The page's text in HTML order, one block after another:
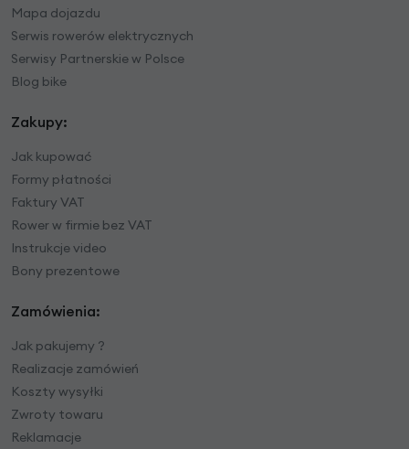
Mapa dojazdu
Serwis rowerów elektrycznych
Serwisy Partnerskie w Polsce
Blog bike
Zakupy:
Jak kupować
Formy płatności
Faktury VAT
Rower w firmie bez VAT
Instrukcje video
Bony prezentowe
Zamówienia:
Jak pakujemy ?
Realizacje zamówień
Koszty wysyłki
Zwroty towaru
Reklamacje